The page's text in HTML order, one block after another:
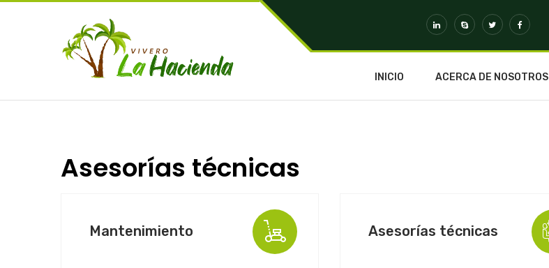
INICIO ACERCA DE NOSOTROS
Asesorías técnicas
Mantenimiento Asesorías técnicas